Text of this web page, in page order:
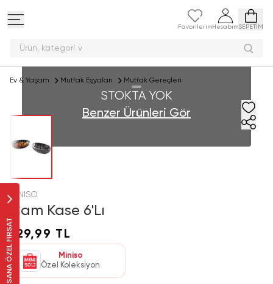
Favorilerim HesabımSEPETİM
Ürün, katego
SANA ÖZEL FIRSAT
Ev & Yaşam Mutfak Eşyaları Mutfak Gereçleri
STOKTA YOK
Benzer Ürünleri Gör
MINISO
Cam Kase 6'Lı
129,99 TL
Miniso
Özel Koleksiyon